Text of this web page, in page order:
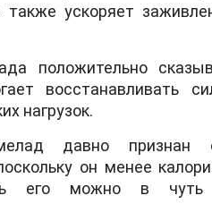
ускоряет
положительно
восстанавливать
нагрузок.
давно признан
он менее
его можно в чуть